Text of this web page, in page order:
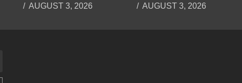
AUGUST 3, 2026
AUGUST 3, 2026